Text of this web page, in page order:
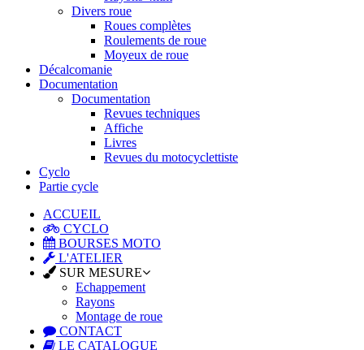
Divers roue
Roues complètes
Roulements de roue
Moyeux de roue
Décalcomanie
Documentation
Documentation
Revues techniques
Affiche
Livres
Revues du motocyclettiste
Cyclo
Partie cycle
ACCUEIL
CYCLO
BOURSES MOTO
L'ATELIER
SUR MESURE
Echappement
Rayons
Montage de roue
CONTACT
LE CATALOGUE